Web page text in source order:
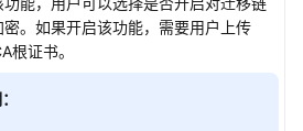
密。如果开启该功能，需要用户上传
根证书。